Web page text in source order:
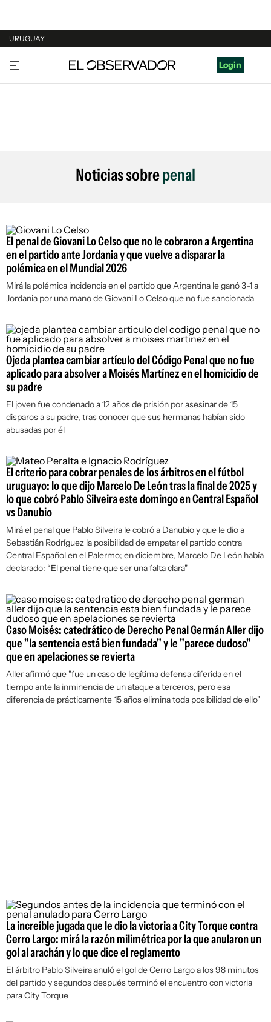
URUGUAY
URUGUAY
ARGENTINA
Login
Noticias sobrepenal
El penal de Giovani Lo Celso que no le cobraron a Argentina
en el partido ante Jordania y que vuelve a disparar la
polémica en el Mundial 2026
Mirá la polémica incidencia en el partido que Argentina le ganó 3-1 a
Jordania por una mano de Giovani Lo Celso que no fue sancionada
Ojeda plantea cambiar artículo del Código Penal que no fue
aplicado para absolver a Moisés Martínez en el homicidio de
su padre
El joven fue condenado a 12 años de prisión por asesinar de 15
disparos a su padre, tras conocer que sus hermanas habían sido
abusadas por él
El criterio para cobrar penales de los árbitros en el fútbol
uruguayo: lo que dijo Marcelo De León tras la final de 2025 y
lo que cobró Pablo Silveira este domingo en Central Español
vs Danubio
Mirá el penal que Pablo Silveira le cobró a Danubio y que le dio a
Sebastián Rodríguez la posibilidad de empatar el partido contra
Central Español en el Palermo; en diciembre, Marcelo De León había
declarado: “El penal tiene que ser una falta clara"
Caso Moisés: catedrático de Derecho Penal Germán Aller dijo
que "la sentencia está bien fundada" y le "parece dudoso"
que en apelaciones se revierta
Aller afirmó que "fue un caso de legítima defensa diferida en el
tiempo ante la inminencia de un ataque a terceros, pero esa
diferencia de prácticamente 15 años elimina toda posibilidad de ello"
La increíble jugada que le dio la victoria a City Torque contra
Cerro Largo: mirá la razón milimétrica por la que anularon un
gol al arachán y lo que dice el reglamento
El árbitro Pablo Silveira anuló el gol de Cerro Largo a los 98 minutos
del partido y segundos después terminó el encuentro con victoria
para City Torque